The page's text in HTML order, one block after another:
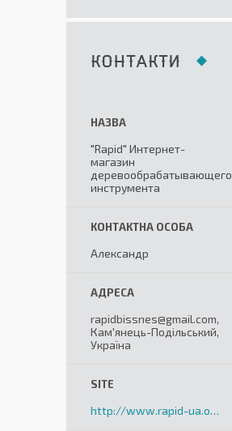
КОНТАКТИ
"Rapid" Интернет-
магазин
деревообрабатывающего
инструмента
Александр
rapidbissnes@gmail.com,
Кам'янець-Подільський,
Україна
http://www.rapid-ua.org